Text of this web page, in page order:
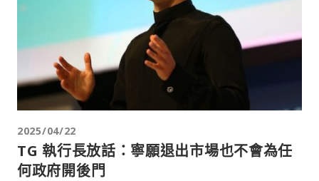
2025/04/22
TG 執行長放話：寧願退出市場也不會為任
何政府開後門